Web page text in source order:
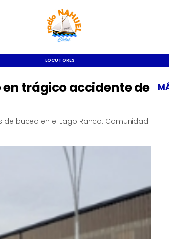
LOCUTORES
trágico accidente de
buceo en el Lago Ranco. Comunidad